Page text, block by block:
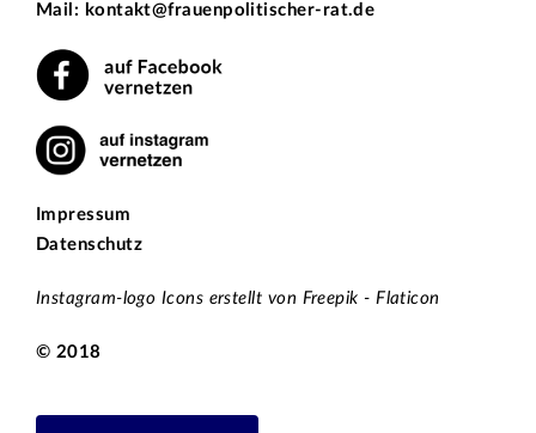
Mail: kontakt@frauenpolitischer-rat.de
Impressum
Datenschutz
Instagram-logo Icons erstellt von Freepik - Flaticon
© 2018